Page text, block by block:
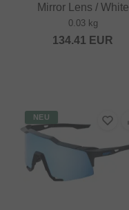
Mirror Lens / White
0.03 kg
134.41 EUR
NEU